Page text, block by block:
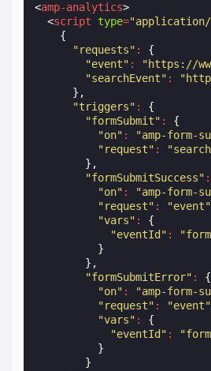
<amp-analytics>
<script type=
{
"requests" :
{
"event" :
"https://
"searchEvent" :
},
"triggers" :
{
"formSubmit" :
{
"on" : "amp-form-
"request" :
},
"formSubmitSuccess" :
"on" : "amp-form-
"request" : "event"
"vars" :
{
"eventId" :
}
},
"formSubmitError" :
{
"on" : "amp-form-
"request" : "event"
"vars" :
{
"eventId" :
}
}